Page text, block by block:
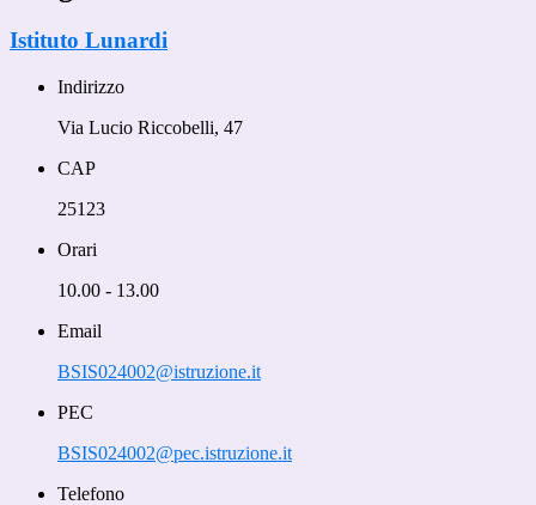
Istituto Lunardi
Indirizzo
Via Lucio Riccobelli, 47
CAP
25123
Orari
10.00 - 13.00
Email
BSIS024002@istruzione.it
PEC
BSIS024002@pec.istruzione.it
Telefono